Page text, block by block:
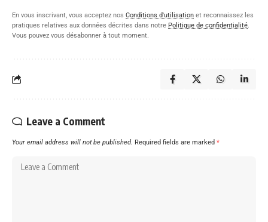
En vous inscrivant, vous acceptez nos Conditions d'utilisation et reconnaissez les
pratiques relatives aux données décrites dans notre Politique de confidentialité.
Vous pouvez vous désabonner à tout moment.
Leave a Comment
Your email address will not be published. Required fields are marked *